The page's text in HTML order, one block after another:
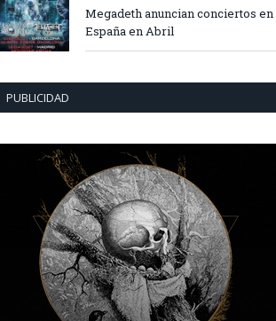
Megadeth anuncian conciertos en
España en Abril
PUBLICIDAD